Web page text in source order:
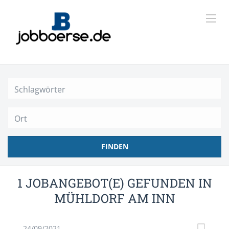
FINDEN
1 JOBANGEBOT(E) GEFUNDEN IN
MÜHLDORF AM INN